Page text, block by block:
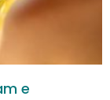
e